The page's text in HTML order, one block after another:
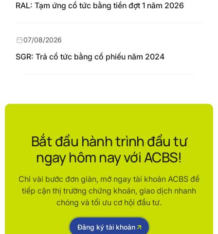
RAL: Tạm ứng cổ tức bằng tiền đợt 1 năm 2026
SGR: Trả cổ tức bằng cổ phiếu năm 2024
07/08/2026
Bắt đầu hành trình đầu tư
ngay hôm nay với ACBS!
Chỉ vài bước đơn giản, mở ngay tài khoản ACBS để
tiếp cận thị trường chứng khoán, giao dịch nhanh
chóng và tối ưu cơ hội đầu tư.
Đăng ký tài khoản